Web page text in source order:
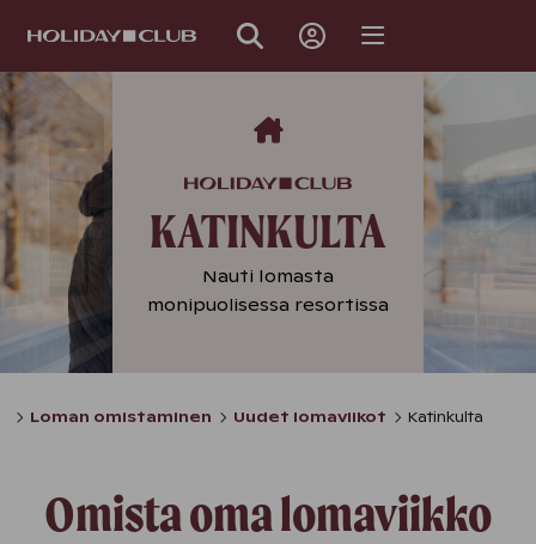
KATINKULTA
Nauti lomasta
monipuolisessa resortissa
Loman omistaminen Uudet lomaviikot Katinkulta
Omista oma lomaviikko